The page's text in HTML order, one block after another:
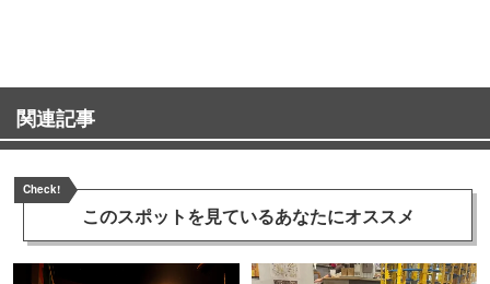
関連記事
Check!
このスポットを見ているあなたにオススメ